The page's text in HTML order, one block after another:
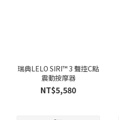
瑞典LELO SIRI™ 3 聲控C點
震動按摩器
NT$5,580